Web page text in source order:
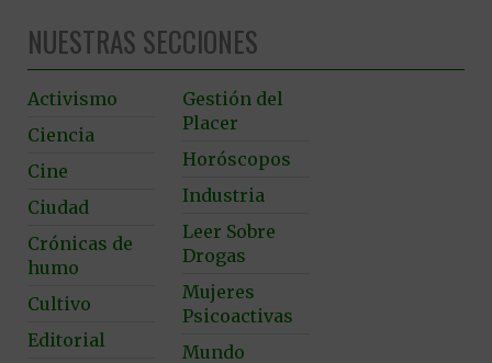
NUESTRAS SECCIONES
Activismo
Ciencia
Cine
Ciudad
Crónicas de
humo
Cultivo
Editorial
Gestión del
Placer
Horóscopos
Industria
Leer Sobre
Drogas
Mujeres
Psicoactivas
Mundo